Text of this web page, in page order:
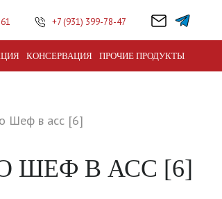
+7 (931) 399-78-47
КОНСЕРВАЦИЯ ПРОЧИЕ ПРОДУКТЫ
Шеф в асс [6]
ШЕФ В АСС [6]